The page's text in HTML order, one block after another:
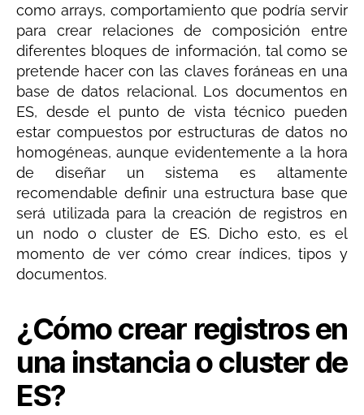
como arrays, comportamiento que podría servir
para crear relaciones de composición entre
diferentes bloques de información, tal como se
pretende hacer con las claves foráneas en una
base de datos relacional. Los documentos en
ES, desde el punto de vista técnico pueden
estar compuestos por estructuras de datos no
homogéneas, aunque evidentemente a la hora
de diseñar un sistema es altamente
recomendable definir una estructura base que
será utilizada para la creación de registros en
un nodo o cluster de ES. Dicho esto, es el
momento de ver cómo crear índices, tipos y
documentos.
¿Cómo crear registros en
una instancia o cluster de
ES?